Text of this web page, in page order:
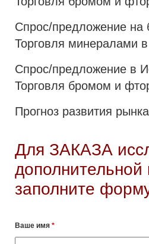
Спрос/предложение на
Торговля минералами
Спрос/предложение в
Торговля бромом и
Прогноз развития
Для ЗАКАЗА
заполните
Ваше имя *